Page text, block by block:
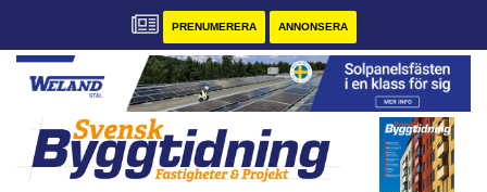
PRENUMERERA ANNONSERA